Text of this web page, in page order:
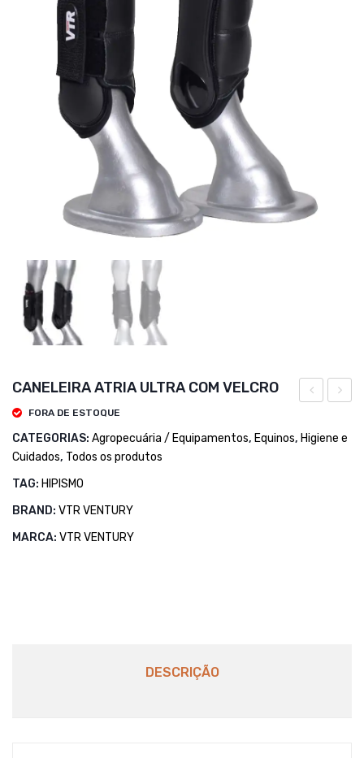
VELCRO
CANELEIRA ATRIA ULTRA COM VELCRO
FORA DE ESTOQUE
CATEGORIAS: Agropecuária / Equipamentos, Equinos, Higiene e
Cuidados, Todos os produtos
TAG: HIPISMO
BRAND: VTR VENTURY
MARCA: VTR VENTURY
DESCRIÇÃO